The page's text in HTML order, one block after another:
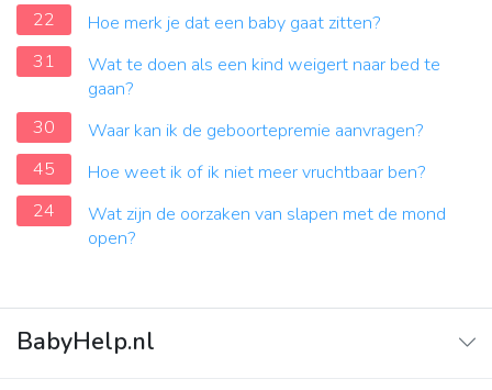
22
Hoe merk je dat een baby gaat zitten?
31
Wat te doen als een kind weigert naar bed te
gaan?
30
Waar kan ik de geboortepremie aanvragen?
45
Hoe weet ik of ik niet meer vruchtbaar ben?
24
Wat zijn de oorzaken van slapen met de mond
open?
BabyHelp.nl